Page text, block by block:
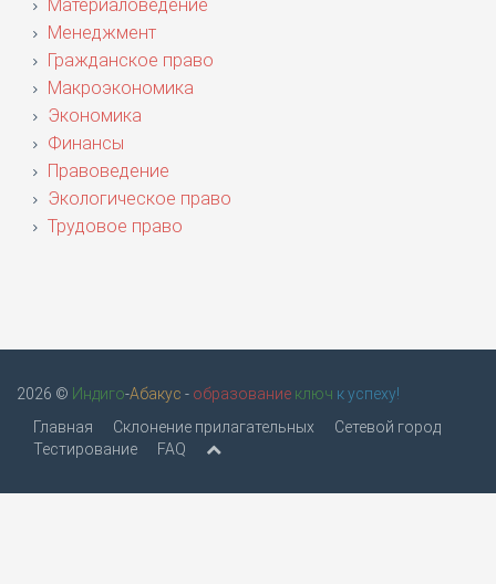
Материаловедение
Менеджмент
Гражданское право
Макроэкономика
Экономика
Финансы
Правоведение
Экологическое право
Трудовое право
2026 © Индиго-Абакус - образование ключ к успеху!
Главная
Склонение прилагательных
Сетевой город
Тестирование
FAQ